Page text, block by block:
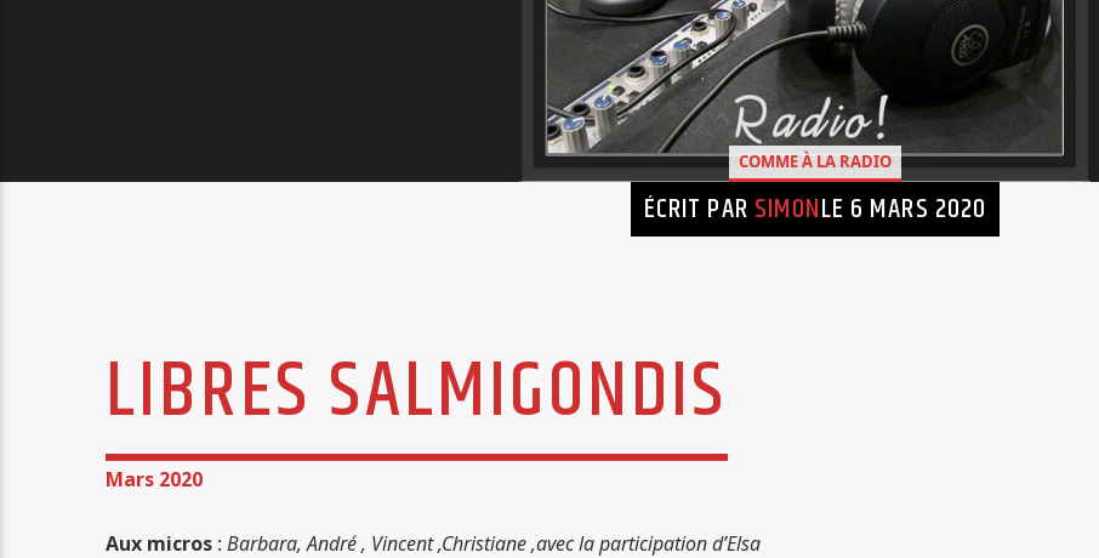
COMME À LA RADIO
ÉCRIT PAR SIMONLE 6 MARS 2020
LIBRES SALMIGONDIS
Mars 2020
Aux micros : Barbara, André , Vincent ,Christiane ,avec la participation d’Elsa